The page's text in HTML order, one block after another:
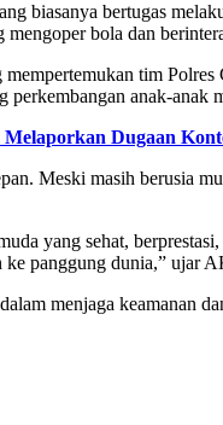
biasanya bertugas
bola dan
mempertemukan tim
anak-anak
Dugaan
Meski masih berusia
yang sehat,
panggung dunia,” ujar
menjaga keamanan